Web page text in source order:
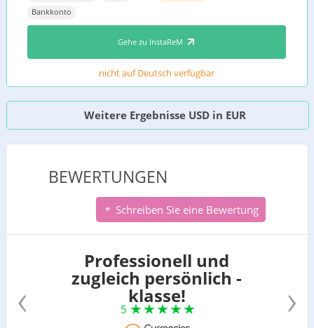
Bankkonto
Gehe zu InstaReM
nicht auf Deutsch verfügbar
Weitere Ergebnisse USD in EUR
BEWERTUNGEN
Schreiben Sie eine Bewertung
Professionell und
zugleich persönlich -
klasse!
5
‹ ›